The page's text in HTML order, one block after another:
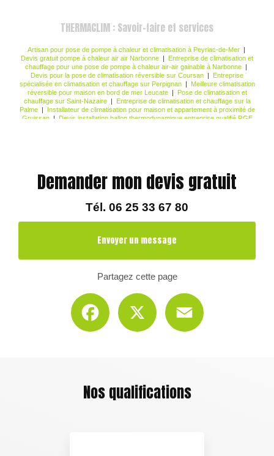
THERMACLIM : Savoir-faire et services
Artisan pour pose de pompe à chaleur et climatisation à Peyriac-de-Mer|
Devis gratuit pompe à chaleur air air Narbonne | Entreprise de climatisation et
chauffage pour une pose de pompe à chaleur air-air gainable à Narbonne |
Devis pour la pose de climatisation réversible sur Coursan | Entreprise
spécialisée en climatisation et chauffage sur Perpignan|
Meilleure climatisation
réversible pour maison en bord de mer Leucate|
Pose de climatisation et
chauffage sur Saint-Nazaire|
Entreprise de climatisation et chauffage sur la
Palme |
Installateur de climatisation pour maison et appartement à proximité de
Gruissan|
Devis installation ballon thermodynamique entreprise qualifié RGE
Demander mon devis gratuit
Tél. 06 25 33 67 80
Envoyer un message
Partagez cette page
Facebook
Nos qualifications